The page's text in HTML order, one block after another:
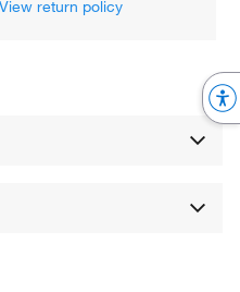
View return policy